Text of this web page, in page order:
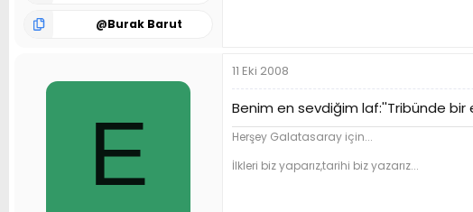
@Burak Barut
E
11 Eki 2008
Benim en sevdiğim laf:''Tribünde bir
Herşey Galatasaray için...
İlkleri biz yaparız,tarihi biz yazarız...